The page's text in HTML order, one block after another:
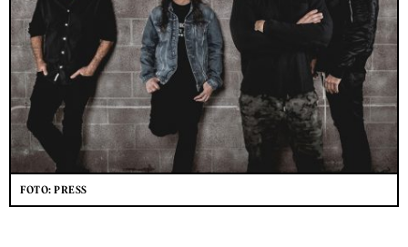
FOTO: PRESS